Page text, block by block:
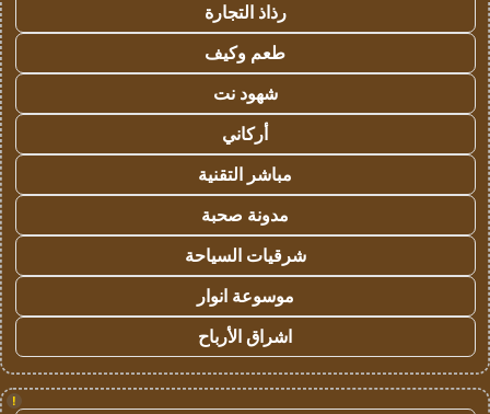
رذاذ التجارة
طعم وكيف
شهود نت
أركاني
مباشر التقنية
مدونة صحبة
شرقيات السياحة
موسوعة انوار
اشراق الأرباح
!